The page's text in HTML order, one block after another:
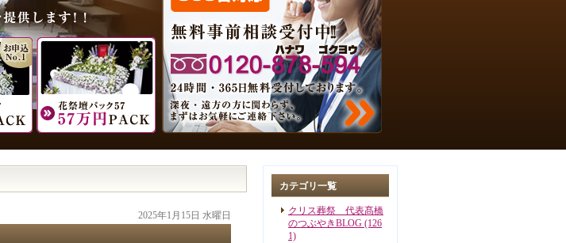
2025年1月15日 水曜日
カテゴリ一覧
クリス葬祭 代表髙橋
のつぶやきBLOG (126
1)